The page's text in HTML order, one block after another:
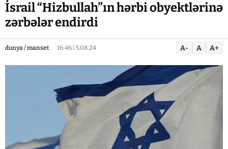
İsrail “Hizbullah”ın hərbi obyektlərinə
zərbələr endirdi
dunya / manset 16:46 | 5.08.24 A- A A+